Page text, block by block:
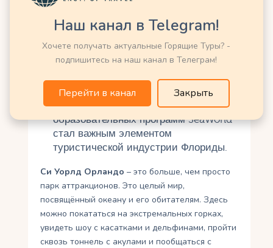
Значение для туризма
Си Уорлд – одна из «большой
тройки» парков Орландо, наряду с
Disney и Universal.
комплексные туры.
Благодаря сочетанию развлечений и
образовательных программ SeaWorld
стал важным элементом
туристической индустрии Флориды.
Си Уорлд Орландо – это больше, чем просто
парк аттракционов. Это целый мир,
посвящённый океану и его обитателям. Здесь
можно покататься на экстремальных горках,
увидеть шоу с касатками и дельфинами, пройти
сквозь тоннель с акулами и пообщаться с
Наш канал в Telegram!
Хочете получать актуальные Горящие Туры? -
подпишитесь на наш канал в Телеграм!
Перейти в канал Закрыть